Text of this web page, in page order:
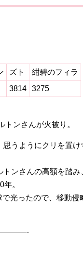
ズト
紺碧のフィラ
3814 3275
トンさんが火被り。
思うようにクリを置
ンさんの高額を踏
。
光ったので、移動